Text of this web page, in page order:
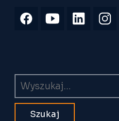
Wyszukiwarka